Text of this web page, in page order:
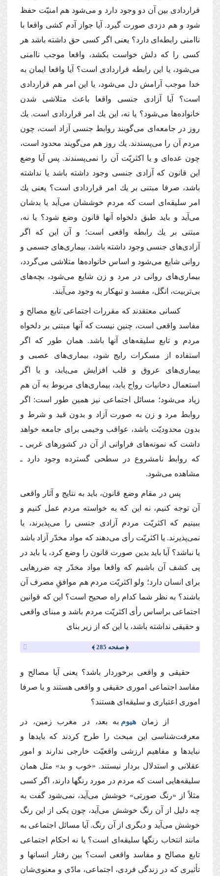
قراردادى بین آن دو وجود دارد و مى‌شود هم امنیّت حفظ
شود و هم دزدى صورت گیرد. آیا جواز آدم كشى واقعا با
ناامنى رابطه‌اى دارد؟ یعنى اگر كسى حق داشته باشد هر
كسى را كه دلش خواست بكشد، واقعا موجب ناامنى
مى‌شود، یا این رابطه قراردادى است؟ آیا واقعا ایمان به
خدا موجب آرامش دل مى‌شود، یا این امر هم قراردادى
است؟ آیا آزادى جنسى واقعا باعث متلاشى شدن
خانواده‌ها مى‌شود؟ یا نه، این یك امر قراردادى است. یك
روز در جامعه‌اى مى‌گویند روابط جنسى آزاد است، چون
مردم آن را مى‌پسندند. یك روز هم مى‌گویند محدود است،
چون عده‌اى و یا اكثریّت آن را نمى‌پسندند. پس آیا وضع
این قانون كه آزادى جنسى وجود داشته باشد یا نداشته
باشد، صرفا مبتنى بر یك امر قراردادى است؟ یعنى یك
امر سلیقه‌اى است كه مردم خوششان مى‌آید یا بدشان
مى‌آید و باید طبق دلخواه آنها قانون وضع شود؟ یا نه،
مبتنى بر یك رابطه واقعى است؛ و آن این كه اگر
آزادى‌هاى جنسى وجود داشته باشد، بیمارى‌هاى جسمى و
روانى شایع مى‌شود و اساس خانواده‌ها متلاشى مى‌گردد،
بیمارى‌هاى روانى در مرد و زن شایع مى‌شود، بچه‌هاى
بى‌تربیت، انگل، مفسد و تبهكار به وجود مى‌آیند.
كسانى معتقدند كه مقررات اجتماعى تابع مصالح و
مفاسد واقعى است، چنین نیست كه آنها مبتنى بر دلخواه
مردم و تابع سلیقه‌هاى آنها باشد. همان طور كه اگر
استفاده از مسكرات رایج شود، بیمارى‌هاى عصبى و
بیمارى‌هاى عروق و قلب افزایش مى‌یابد، و یا اگر
استعمال دخانیات رواج یابد، بیمارى‌هاى مربوط به آن هم
زیاد مى‌شود؛ مسائل اجتماعى نیز همین طور است: اگر
روابط مرد و زن به صورت آزاد و بدون قید و شرط و
بدون محدودیّت باشد، عواقب وخیمى براى جامعه خواهد
داشت كه نمونه‌هاى فراوانى از آن در كشورهاى غربى ـ
كه روابط نامشروع در سطحى گسترده وجود دارد ـ
مشاهده مى‌شود.
پس در مقام وضع قانون، باید به نتایج و آثار واقعى
آن توجه كنیم، نه این كه به خواسته مردم عمل كنیم و
ببینیم كه اكثریّت مردم آزادى جنسى را مى‌پذیرند، یا
نمى‌پذیرند. یا اكثریّت رأى مى‌دهند كه مواد مخدّر آزاد باشد
یا نباشد؟ آیا باید بدین صورت قانون را وضع كرد، یا باید در
پى كشف آن باشیم كه واقعا مواد مخدّر چه ضررهایى
براى انسان دارد؛ ولو اكثریّت مردم هم موافقِ مصرف آن
باشند؟ به نظر شما كدام راه صحیح است؟ این كه قوانین
اجتماعى براساس رأى اكثریّت مردم باشد و مبناى واقعى
و حقیقى نداشته باشد، یا این كه از زیر بناى
﴿ صفحه 285 ﴾
حقیقى و واقعى برخوردار باشد؟ یعنى آیا مصالح و
مفاسد اجتماعى امورى حقیقى و واقعى هستند و یا صرفا
امورى اعتبارى و سلیقه‌اى هستند؟
از زمان هیوم به بعد، در مغرب زمین، در
معرفت‌شناسى این مبحث را طرح كردند كه بایدها و
نبایدها و مفاهیم ارزشى واقعیّت خارجى ندارند و امور
عقلانى و استدلال بردار نیستند. «خوب و بد» مثل همان
سلیقه‌هایى است كه مردم در مورد رنگها دارند، اگر كسى
مثلاً از «رنگ صورتى» خوشش مى‌آید، نمى‌شود گفت به
چه دلیل از آن رنگ خوشش مى‌آید، چون یكى از این رنگ
خوشش مى‌آید و دیگرى از آن رنگ. آیا مسائل اجتماعى به
مانند انتخاب رنگها سلیقه‌اى است؟ یا نه احكام اجتماعى
تابع مصالح و مفاسد واقعى است؟ بین رفتار انسانها و
تأثیرى كه در زندگى فردى، اجتماعى، مادّى و معنوى‌شان